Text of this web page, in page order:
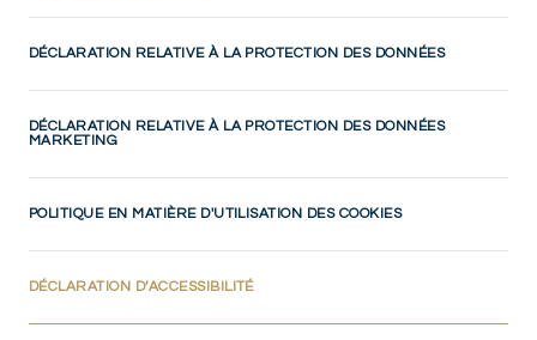
DÉCLARATION RELATIVE À LA PROTECTION DES DONNÉES
DÉCLARATION RELATIVE À LA PROTECTION DES DONNÉES
MARKETING
POLITIQUE EN MATIÈRE D'UTILISATION DES COOKIES
DÉCLARATION D’ACCESSIBILITÉ(CURRENT)